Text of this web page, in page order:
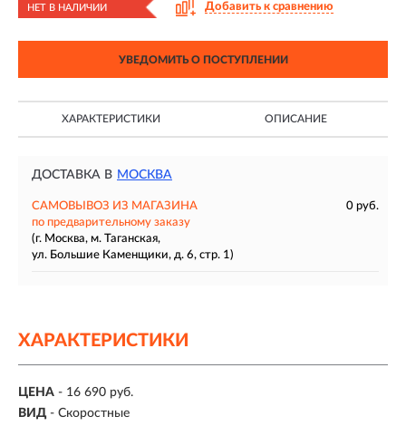
НЕТ В НАЛИЧИИ Добавить к сравнению
УВЕДОМИТЬ О ПОСТУПЛЕНИИ
ХАРАКТЕРИСТИКИ ОПИСАНИЕ
ДОСТАВКА В МОСКВА
САМОВЫВОЗ ИЗ МАГАЗИНА
0 руб.
по предварительному заказу
(г. Москва, м. Таганская,
ул. Большие Каменщики, д. 6, стр. 1)
ХАРАКТЕРИСТИКИ
ЦЕНА - 16 690 руб.
ВИД - Скоростные